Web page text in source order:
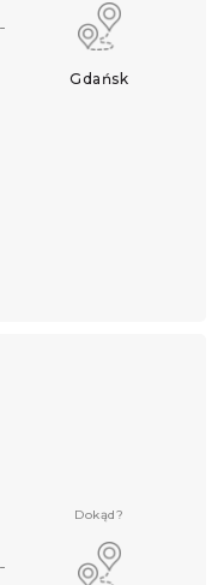
Gdańsk
Dokąd?